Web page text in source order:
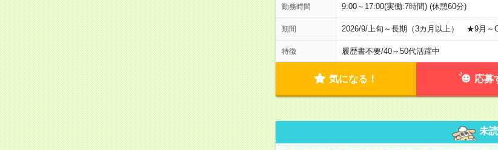
勤務時間 9:00～17:00(実働:7時間) (休憩60分)
期間 2026/9/上旬～長期（3カ月以上） ★9月～
特徴 履歴書不要/40～50代活躍中
気になる！ 応募
未読